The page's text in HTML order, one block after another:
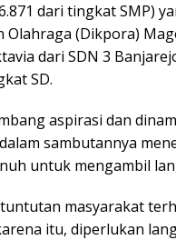
dari tingkat SMP)
Olahraga (Dikpora)
dari SDN 3
SD.
aspirasi dan
sambutannya
untuk mengambil
masyarakat
itu, diperlukan